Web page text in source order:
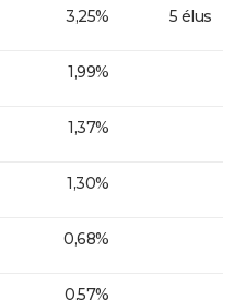
3,25% 5 élus
1,99%
1,37%
1,30%
0,68%
0,57%